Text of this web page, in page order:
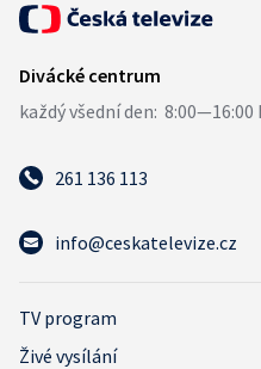
261 136 113
info@ceskatelevize.cz
TV program
Živé vysílání